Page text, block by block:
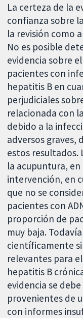
La certeza de la
confianza sobre
la revisión como
No es posible
evidencia sobre
pacientes con
hepatitis B en
perjudiciales
relacionada con
debido a la
adversos graves,
estos resultados.
la acupuntura,
intervención, en
que no se
pacientes con
proporción de
muy baja.
científicamente
relevantes para
hepatitis B
evidencia se
provenientes de
con informes